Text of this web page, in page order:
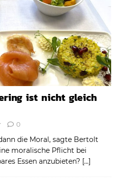
ist nicht gleich
0
die Moral, sagte Bertolt
moralische Pflicht bei
Essen anzubieten? […]